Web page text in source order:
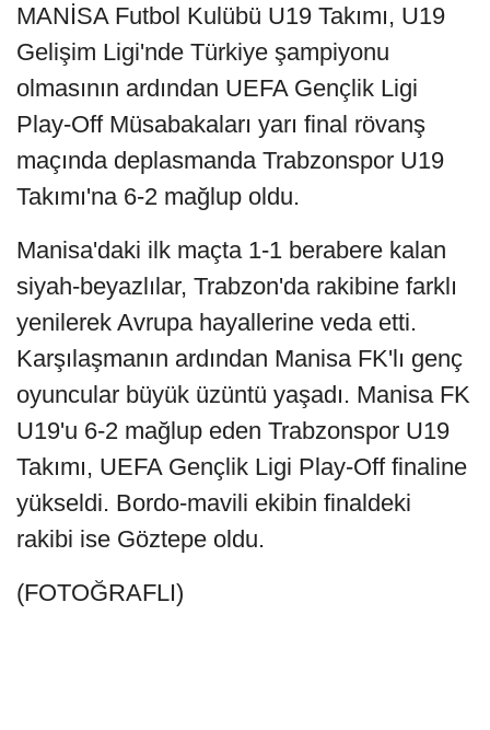
MANİSA Futbol Kulübü U19 Takımı, U19
Gelişim Ligi'nde Türkiye şampiyonu
olmasının ardından UEFA Gençlik Ligi
Play-Off Müsabakaları yarı final rövanş
maçında deplasmanda Trabzonspor U19
Takımı'na 6-2 mağlup oldu.
Manisa'daki ilk maçta 1-1 berabere kalan
siyah-beyazlılar, Trabzon'da rakibine farklı
yenilerek Avrupa hayallerine veda etti.
Karşılaşmanın ardından Manisa FK'lı genç
oyuncular büyük üzüntü yaşadı. Manisa FK
U19'u 6-2 mağlup eden Trabzonspor U19
Takımı, UEFA Gençlik Ligi Play-Off finaline
yükseldi. Bordo-mavili ekibin finaldeki
rakibi ise Göztepe oldu.
(FOTOĞRAFLI)